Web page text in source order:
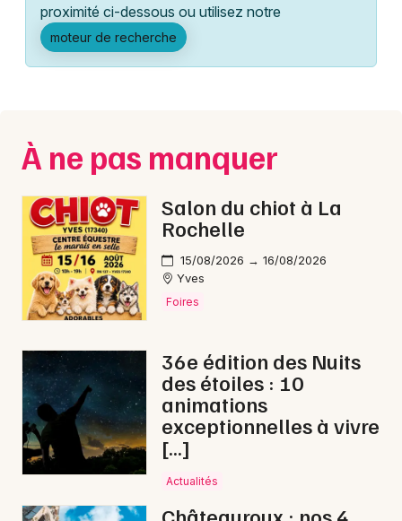
Activité & Expérience
Manifestations
Spectacles
Concerts
Sports
Soirées
Sorties famille
Expos
Sorties & loisirs
Conférences en Indre
Lyon
Marseille
Nantes
Nice
Paris
Strasbourg
Toulouse
proximité ci-dessous ou utilisez notre
moteur de recherche
À ne pas manquer
Salon du chiot à La
Rochelle
15/08/2026 → 16/08/2026
Yves
Foires
36e édition des Nuits
des étoiles : 10
animations
exceptionnelles à vivre
[…]
Actualités